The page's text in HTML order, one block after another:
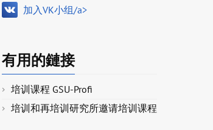
加入VK小组/a>
有用的鏈接
培训课程 GSU-Profi
培训和再培训研究所邀请培训课程